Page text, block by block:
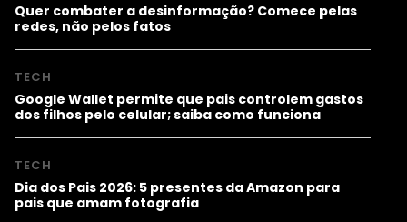
Quer combater a desinformação? Comece pelas
redes, não pelos fatos
TECH
Google Wallet permite que pais controlem gastos
dos filhos pelo celular; saiba como funciona
TECH
Dia dos Pais 2026: 5 presentes da Amazon para
pais que amam fotografia